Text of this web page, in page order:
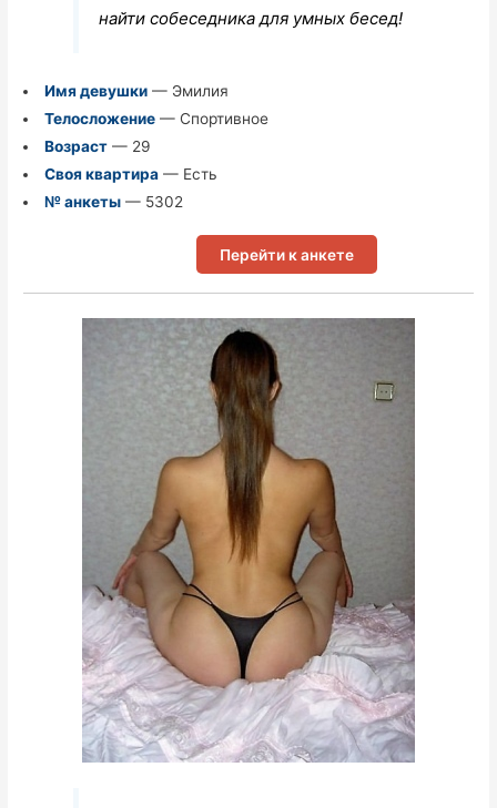
найти собеседника для умных бесед!
Имя девушки— Эмилия
Телосложение— Спортивное
Возраст— 29
Своя квартира— Есть
№ анкеты— 5302
Перейти к анкете